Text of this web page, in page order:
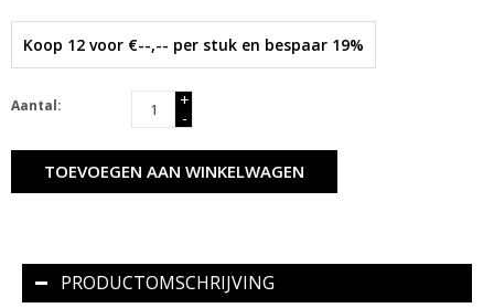
Koop 12 voor €--,-- per stuk en bespaar 19%
Aantal:
+
-
TOEVOEGEN AAN WINKELWAGEN
PRODUCTOMSCHRIJVING